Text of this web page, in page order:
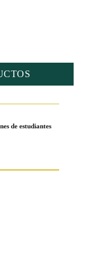
de estudiantes